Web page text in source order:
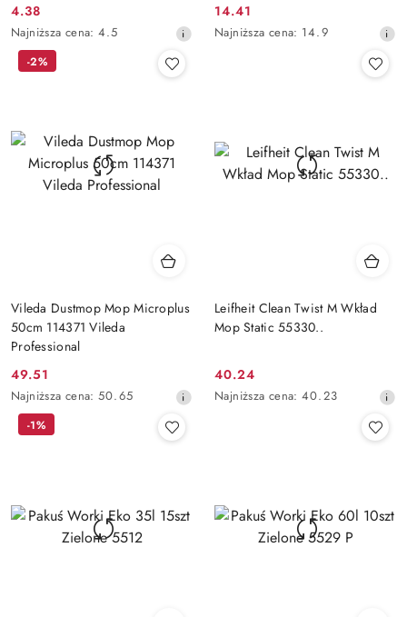
Cena
promocyjna:
4.38
Najniższa
cena
obniżką
Najniższa cena: 4.5
Cena
promocyjna:
14.41
Najniższa
Najniższa cena: 14.9
Vileda Dustmop Mop Microplus
50cm 114371 Vileda
Professional
Cena
promocyjna:
49.51
Najniższa
cena
Najniższa cena: 50.65
-2%
Leifheit Clean Twist M Wkład
Mop Static 55330..
Cena
promocyjna:
40.24
Najniższa
Najniższa cena: 40.23
-1%